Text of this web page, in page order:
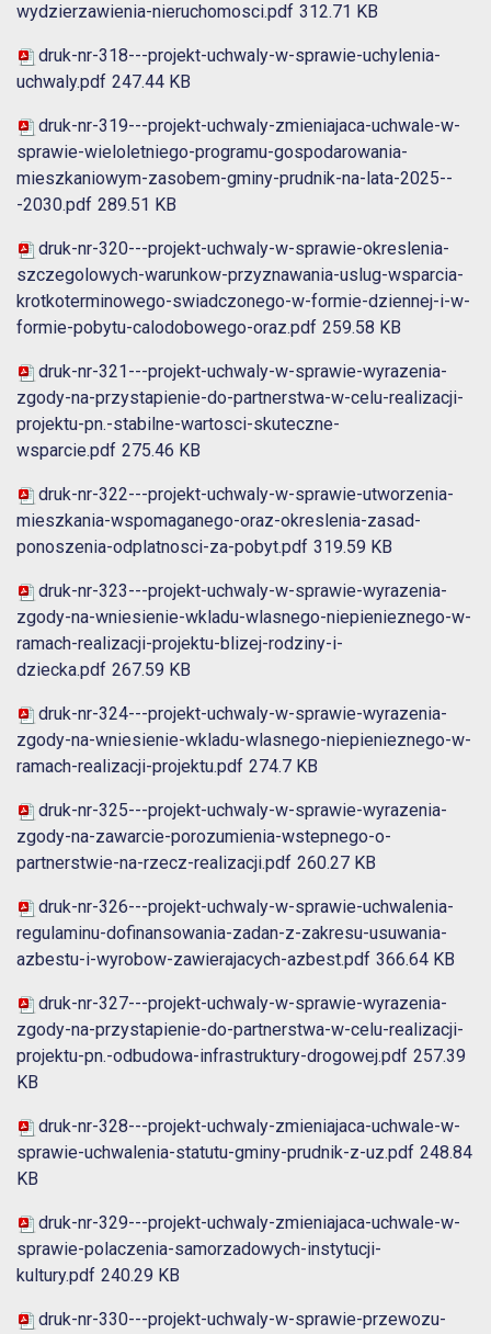
wydzierzawienia-nieruchomosci.pdf 312.71 KB
druk-nr-318---projekt-uchwaly-w-sprawie-uchylenia-
uchwaly.pdf 247.44 KB
druk-nr-319---projekt-uchwaly-zmieniajaca-uchwale-w-
sprawie-wieloletniego-programu-gospodarowania-
mieszkaniowym-zasobem-gminy-prudnik-na-lata-2025--
-2030.pdf 289.51 KB
druk-nr-320---projekt-uchwaly-w-sprawie-okreslenia-
szczegolowych-warunkow-przyznawania-uslug-wsparcia-
krotkoterminowego-swiadczonego-w-formie-dziennej-i-w-
formie-pobytu-calodobowego-oraz.pdf 259.58 KB
druk-nr-321---projekt-uchwaly-w-sprawie-wyrazenia-
zgody-na-przystapienie-do-partnerstwa-w-celu-realizacji-
projektu-pn.-stabilne-wartosci-skuteczne-
wsparcie.pdf 275.46 KB
druk-nr-322---projekt-uchwaly-w-sprawie-utworzenia-
mieszkania-wspomaganego-oraz-okreslenia-zasad-
ponoszenia-odplatnosci-za-pobyt.pdf 319.59 KB
druk-nr-323---projekt-uchwaly-w-sprawie-wyrazenia-
zgody-na-wniesienie-wkladu-wlasnego-niepienieznego-w-
ramach-realizacji-projektu-blizej-rodziny-i-
dziecka.pdf 267.59 KB
druk-nr-324---projekt-uchwaly-w-sprawie-wyrazenia-
zgody-na-wniesienie-wkladu-wlasnego-niepienieznego-w-
ramach-realizacji-projektu.pdf 274.7 KB
druk-nr-325---projekt-uchwaly-w-sprawie-wyrazenia-
zgody-na-zawarcie-porozumienia-wstepnego-o-
partnerstwie-na-rzecz-realizacji.pdf 260.27 KB
druk-nr-326---projekt-uchwaly-w-sprawie-uchwalenia-
regulaminu-dofinansowania-zadan-z-zakresu-usuwania-
azbestu-i-wyrobow-zawierajacych-azbest.pdf 366.64 KB
druk-nr-327---projekt-uchwaly-w-sprawie-wyrazenia-
zgody-na-przystapienie-do-partnerstwa-w-celu-realizacji-
projektu-pn.-odbudowa-infrastruktury-drogowej.pdf 257.39
KB
druk-nr-328---projekt-uchwaly-zmieniajaca-uchwale-w-
sprawie-uchwalenia-statutu-gminy-prudnik-z-uz.pdf 248.84
KB
druk-nr-329---projekt-uchwaly-zmieniajaca-uchwale-w-
sprawie-polaczenia-samorzadowych-instytucji-
kultury.pdf 240.29 KB
druk-nr-330---projekt-uchwaly-w-sprawie-przewozu-